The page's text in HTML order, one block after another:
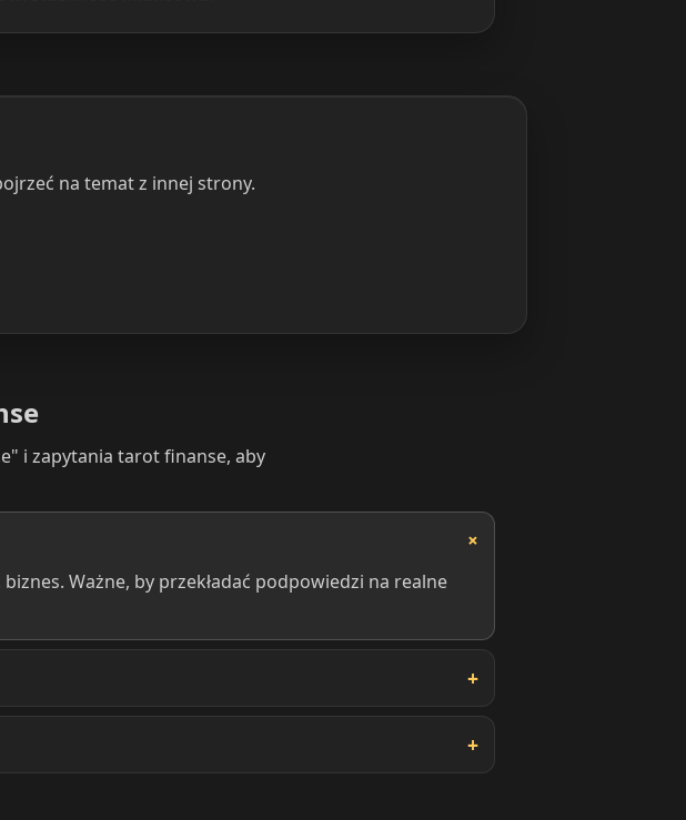
na temat z innej strony.
i zapytania tarot finanse, aby
Ważne, by przekładać podpowiedzi na realne